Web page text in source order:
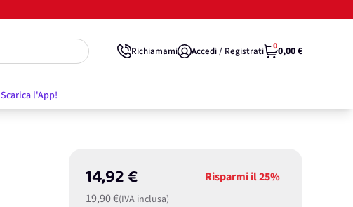
Scarica l'App!
Richiamami Accedi / Registrati 00,00 €
14,92 €
19,90 €(IVA inclusa)
Risparmi il25%